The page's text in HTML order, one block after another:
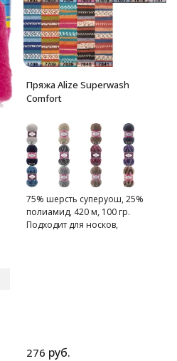
Пряжа Alize Superwash
Comfort
75% шерсть суперуош, 25%
полиамид, 420 м, 100 гр.
Подходит для носков,
276 руб.